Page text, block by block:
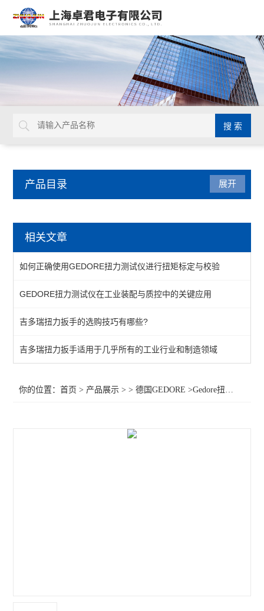
产品目录
延长杆
棘轮头
动态扭矩测试仪
扭力测试仪
接地螺柱扳手
展开
相关文章
如何正确使用GEDORE扭力测试仪进行扭矩标定与校验
GEDORE扭力测试仪在工业装配与质控中的关键应用
吉多瑞扭力扳手的选购技巧有哪些?
吉多瑞扭力扳手适用于几乎所有的工业行业和制造领域
你的位置：首页 > 产品展示 > >德国GEDORE >Gedore扭力扳手7695680 Gedore扭力扳手7696060 扭矩扳手